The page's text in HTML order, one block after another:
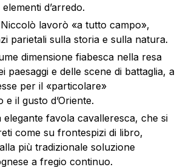
d’arredo.
lavorò «a tutto campo»,
parietali sulla storia e sulla natura.
dimensione fiabesca nella resa
paesaggi e delle scene di battaglia, a
per il «particolare»
il gusto d’Oriente.
elegante favola cavalleresca, che si
come su frontespizi di libro,
più tradizionale soluzione
a fregio continuo.